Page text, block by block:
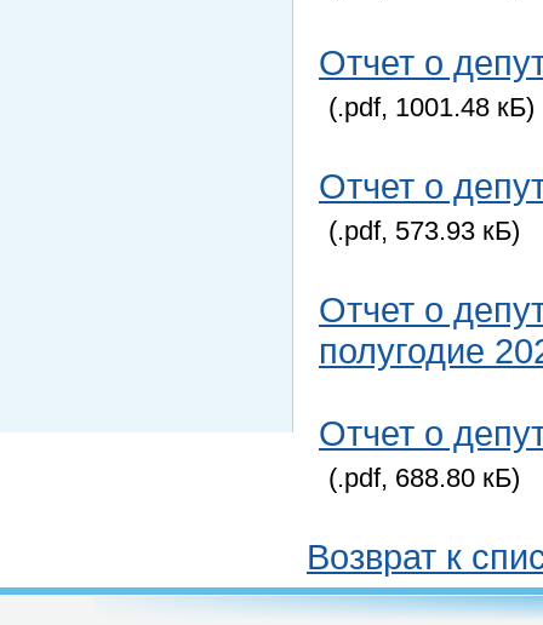
Отчет о
(.pdf, 1001.48 кБ)
Отчет о
(.pdf, 573.93 кБ)
Отчет о
полугодие
Отчет о
(.pdf, 688.80 кБ)
Возврат к